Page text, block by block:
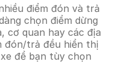
điểm đón và trả
chọn điểm dừng
cơ quan hay các địa
đón/trả đều hiển thị
để bạn tùy chọn